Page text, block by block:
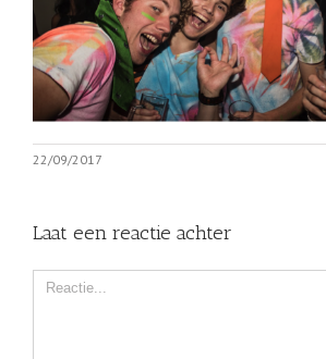
22/09/2017
Laat een reactie achter
Comment